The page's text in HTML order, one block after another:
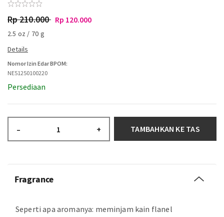
Rp 210.000 Rp 120.000
2.5 oz / 70 g
Nomor Izin Edar BPOM:
NE51250100220
Persediaan
– + TAMBAHKAN KE TAS
Fragrance
Seperti apa aromanya: meminjam kain flanel